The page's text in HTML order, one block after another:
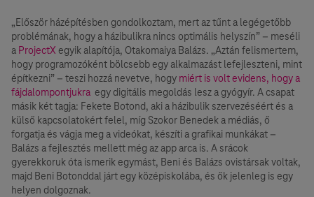
„Először házépítésben gondolkoztam, mert az tűnt a legégetőbb
problémának, hogy a házibulikra nincs optimális helyszín” – meséli
a ProjectX egyik alapítója, Otakomaiya Balázs. „Aztán felismertem,
hogy programozóként bölcsebb egy alkalmazást lefejleszteni, mint
építkezni” – teszi hozzá nevetve, hogy miért is volt evidens, hogy a
fájdalompontjukra egy digitális megoldás lesz a gyógyír. A csapat
másik két tagja: Fekete Botond, aki a házibulik szervezéséért és a
külső kapcsolatokért felel, míg Szokor Benedek a médiás, ő
forgatja és vágja meg a videókat, készíti a grafikai munkákat –
Balázs a fejlesztés mellett még az app arca is. A srácok
gyerekkoruk óta ismerik egymást, Beni és Balázs ovistársak voltak,
majd Beni Botonddal járt egy középiskolába, és ők jelenleg is egy
helyen dolgoznak.